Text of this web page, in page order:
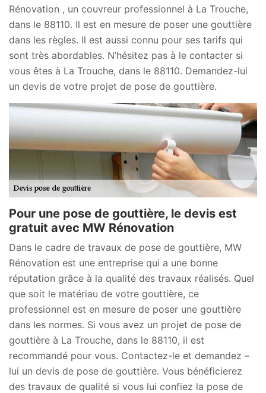
Rénovation , un couvreur professionnel à La Trouche,
dans le 88110. Il est en mesure de poser une gouttière
dans les règles. Il est aussi connu pour ses tarifs qui
sont très abordables. N’hésitez pas à le contacter si
vous êtes à La Trouche, dans le 88110. Demandez-lui
un devis de votre projet de pose de gouttière.
Pour une pose de gouttière, le devis est
gratuit avec MW Rénovation
Dans le cadre de travaux de pose de gouttière, MW
Rénovation est une entreprise qui a une bonne
réputation grâce à la qualité des travaux réalisés. Quel
que soit le matériau de votre gouttière, ce
professionnel est en mesure de poser une gouttière
dans les normes. Si vous avez un projet de pose de
gouttière à La Trouche, dans le 88110, il est
recommandé pour vous. Contactez-le et demandez –
lui un devis de pose de gouttière. Vous bénéficierez
des travaux de qualité si vous lui confiez la pose de